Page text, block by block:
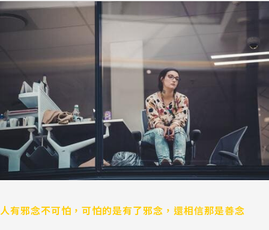
人有邪念不可怕，可怕的是有了邪念，還相信那是善念
人
怕，
可
怕
是
了
念，